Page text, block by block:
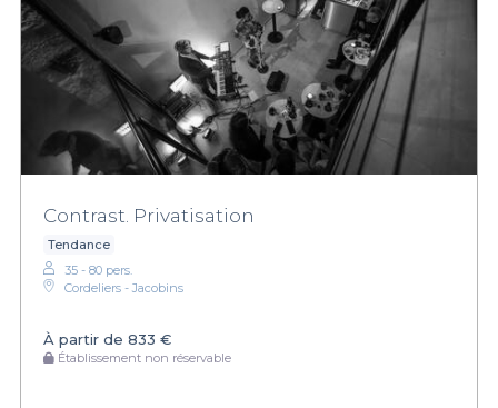
Contrast. Privatisation
Tendance
35 - 80 pers.
Cordeliers - Jacobins
À partir de 833 €
Établissement non réservable